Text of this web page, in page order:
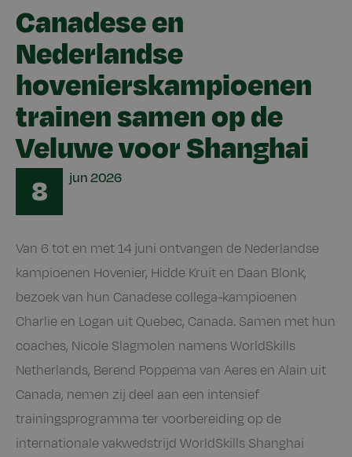
Canadese en
Nederlandse
hovenierskampioenen
trainen samen op de
Veluwe voor Shanghai
8 jun2026
Van 6 tot en met 14 juni ontvangen de Nederlandse
kampioenen Hovenier, Hidde Kruit en Daan Blonk,
bezoek van hun Canadese collega-kampioenen
Charlie en Logan uit Quebec, Canada. Samen met hun
coaches, Nicole Slagmolen namens WorldSkills
Netherlands, Berend Poppema van Aeres en Alain uit
Canada, nemen zij deel aan een intensief
trainingsprogramma ter voorbereiding op de
internationale vakwedstrijd WorldSkills Shanghai